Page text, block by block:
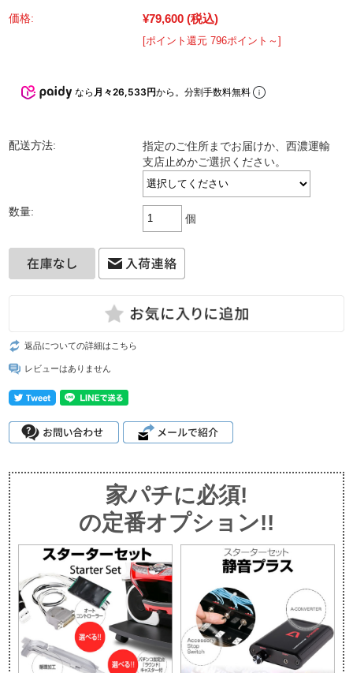
価格: ¥79,600 (税込)
[ポイント還元 796ポイント～]
なら 月々26,533円から。分割手数料無料
配送方法:
指定のご住所までお届けか、西濃運輸
支店止めかご選択ください。
数量:
個
返品についての詳細はこちら
レビューはありません
家パチに必須!
の定番オプション!!